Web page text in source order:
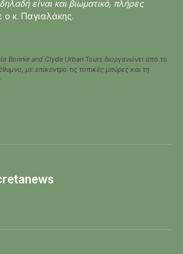
είναι και βιωματικό, πλήρες
ο κ. Παγιαλάκης.
Bonnie and Clyde Urban Tours διοργανώνει από το
με επίκεντρο τις τοπικές μπύρες και τη